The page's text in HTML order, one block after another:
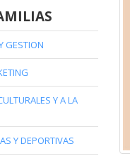
GESTION
Y A LA
Y DEPORTIVAS